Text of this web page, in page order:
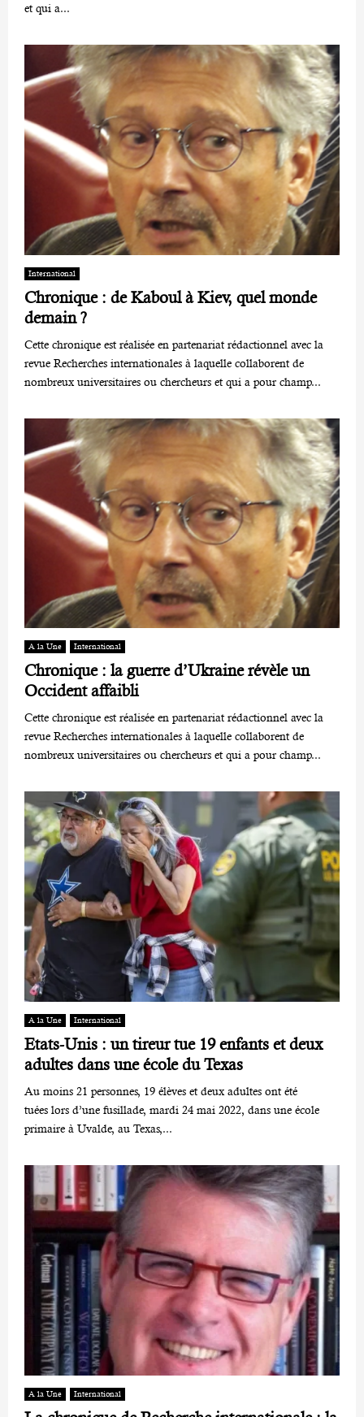
et qui a...
International
Chronique : de Kaboul à Kiev, quel monde
demain ?
Cette chronique est réalisée en partenariat rédactionnel avec la
revue Recherches internationales à laquelle collaborent de
nombreux universitaires ou chercheurs et qui a pour champ...
A la Une International
Chronique : la guerre d’Ukraine révèle un
Occident affaibli
Cette chronique est réalisée en partenariat rédactionnel avec la
revue Recherches internationales à laquelle collaborent de
nombreux universitaires ou chercheurs et qui a pour champ...
A la Une International
Etats-Unis : un tireur tue 19 enfants et deux
adultes dans une école du Texas
Au moins 21 personnes, 19 élèves et deux adultes ont été
tuées lors d’une fusillade, mardi 24 mai 2022, dans une école
primaire à Uvalde, au Texas,...
A la Une International